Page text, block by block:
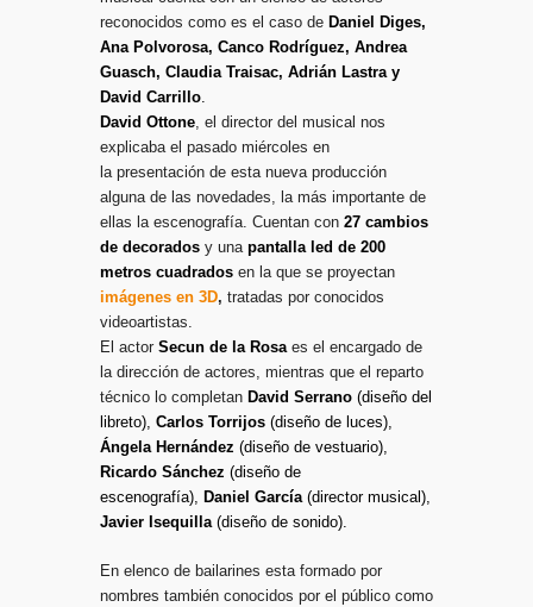
reconocidos como es el caso de Daniel Diges,
Ana Polvorosa, Canco Rodríguez, Andrea
Guasch, Claudia Traisac, Adrián Lastra y
David Carrillo.
David Ottone, el director del musical nos
explicaba el pasado miércoles en
la presentación de esta nueva producción
alguna de las novedades, la más importante de
ellas la escenografía. Cuentan con 27 cambios
de decorados y una pantalla led de 200
metros cuadrados en la que se proyectan
imágenes en 3D, tratadas por conocidos
videoartistas.
El actor Secun de la Rosa es el encargado de
la dirección de actores, mientras que el reparto
técnico lo completan David Serrano (diseño del
libreto), Carlos Torrijos (diseño de luces),
Ángela Hernández (diseño de vestuario),
Ricardo Sánchez (diseño de
escenografía), Daniel García(director musical),
Javier Isequilla(diseño de sonido).
En elenco de bailarines esta formado por
nombres también conocidos por el público como